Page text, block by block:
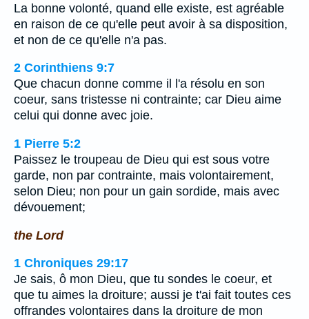
La bonne volonté, quand elle existe, est agréable
en raison de ce qu'elle peut avoir à sa disposition,
et non de ce qu'elle n'a pas.
2 Corinthiens 9:7
Que chacun donne comme il l'a résolu en son
coeur, sans tristesse ni contrainte; car Dieu aime
celui qui donne avec joie.
1 Pierre 5:2
Paissez le troupeau de Dieu qui est sous votre
garde, non par contrainte, mais volontairement,
selon Dieu; non pour un gain sordide, mais avec
dévouement;
the Lord
1 Chroniques 29:17
Je sais, ô mon Dieu, que tu sondes le coeur, et
que tu aimes la droiture; aussi je t'ai fait toutes ces
offrandes volontaires dans la droiture de mon